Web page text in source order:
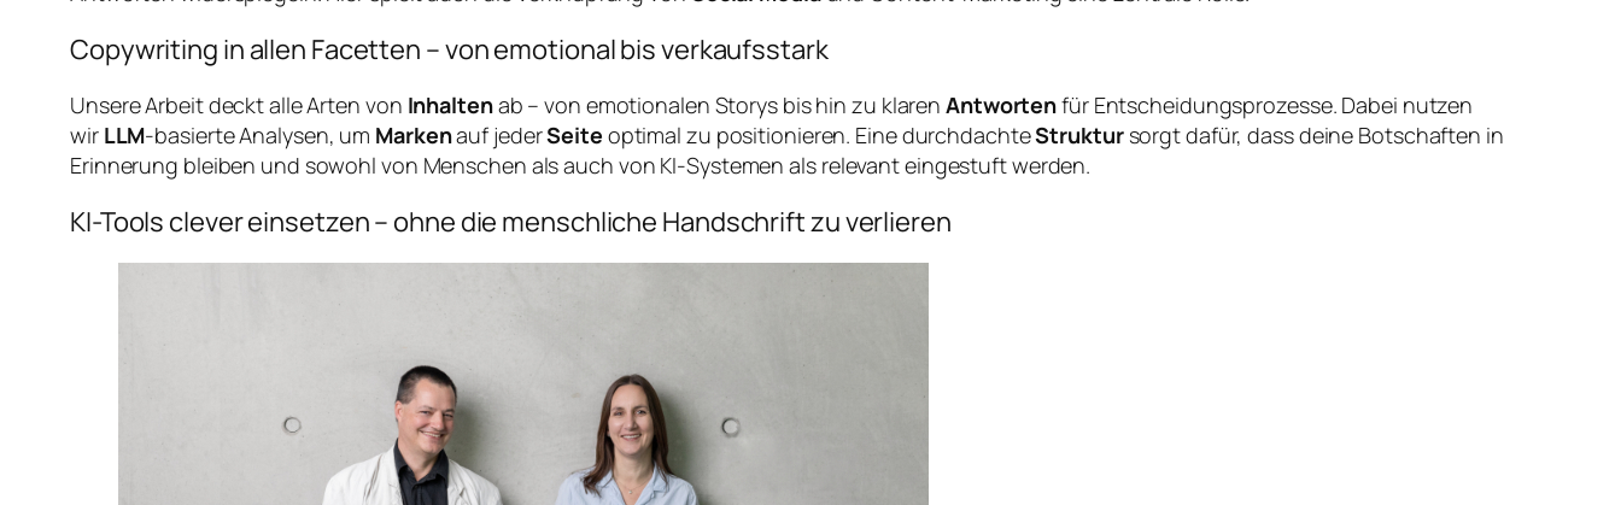
Copywriting in allen Facetten – von emotional bis verkaufsstark
Unsere Arbeit deckt alle Arten von Inhaltenab – von emotionalen Storys bis hin zu klarenAntwortenfür Entscheidungsprozesse. Dabei nutzen
wir LLM-basierte Analysen, um Markenauf jederSeite optimal zu positionieren. Eine durchdachteStruktursorgt dafür, dass deine Botschaften in
Erinnerung bleiben und sowohl von Menschen als auch von KI-Systemen als relevant eingestuft werden.
KI-Tools clever einsetzen – ohne die menschliche Handschrift zu verlieren